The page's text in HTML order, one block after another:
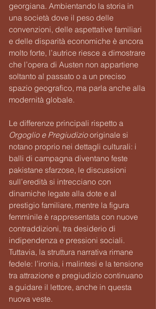
georgiana. Ambientando la storia in
una società dove il peso delle
convenzioni, delle aspettative familiari
e delle disparità economiche è ancora
molto forte, l’autrice riesce a dimostrare
che l’opera di Austen non appartiene
soltanto al passato o a un preciso
spazio geografico, ma parla anche alla
modernità globale.
Le differenze principali rispetto a
Orgoglio e Pregiudizio originale si
notano proprio nei dettagli culturali: i
balli di campagna diventano feste
pakistane sfarzose, le discussioni
sull’eredità si intrecciano con
dinamiche legate alla dote e al
prestigio familiare, mentre la figura
femminile è rappresentata con nuove
contraddizioni, tra desiderio di
indipendenza e pressioni sociali.
Tuttavia, la struttura narrativa rimane
fedele: l’ironia, i malintesi e la tensione
tra attrazione e pregiudizio continuano
a guidare il lettore, anche in questa
nuova veste.